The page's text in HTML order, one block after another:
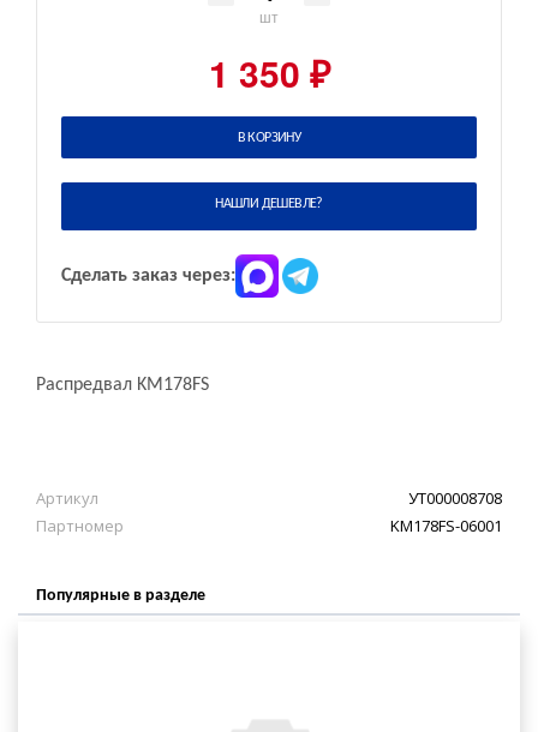
шт
1 350 ₽
В КОРЗИНУ
НАШЛИ ДЕШЕВЛЕ?
Сделать заказ через:
Распредвал KM178FS
Артикул
УТ000008708
Партномер
KM178FS-06001
Популярные в разделе